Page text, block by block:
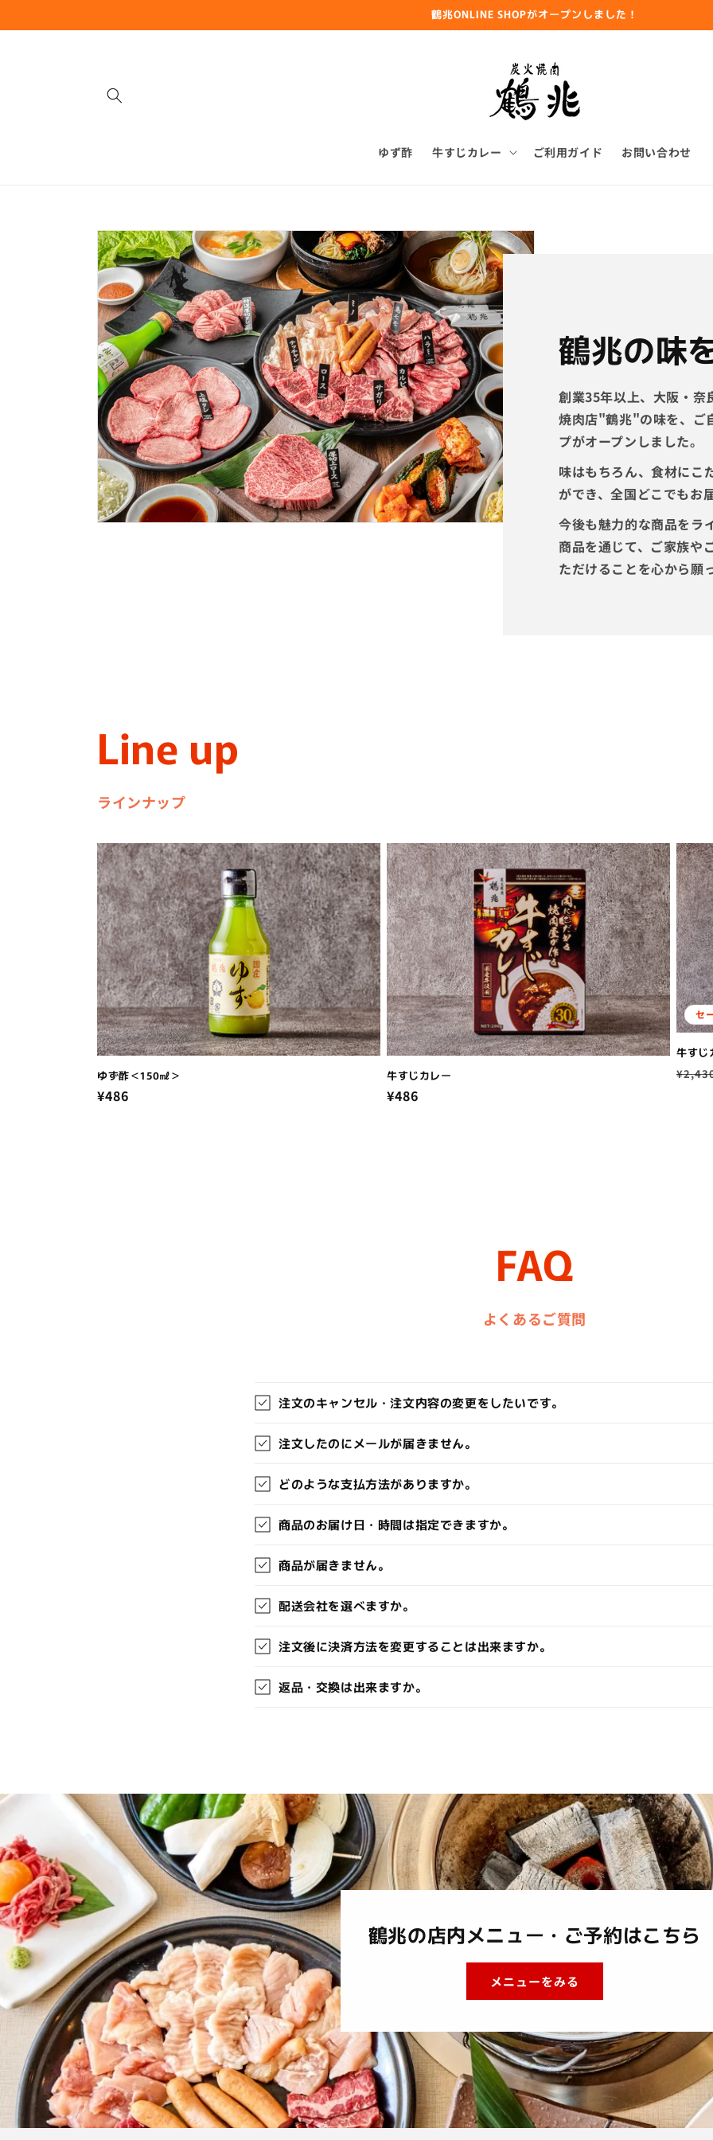
進む
鶴兆ONLINE SHOPがオープンしました！
ゆず酢 牛すじカレー ご利用ガイド お問い合わせ
鶴兆の味
創業35年以上、大阪・奈
焼肉店"鶴兆"の味を、ご
プがオープンしました。
味はもちろん、食材にこ
ができ、全国どこでもお
今後も魅力的な商品をラ
商品を通じて、ご家族や
ただけることを心から願
Line up
ラインナップ
ゆず酢＜150㎖＞
通
¥486
牛すじカレー
通
¥486
セ
牛すじ
通
FAQ
よくあるご質問
折
り
た
み
可
能
な
コ
ン
テ
ツ
注文のキャンセル・注文内容の変更をしたいです。
注文したのにメールが届きません。
どのような支払方法がありますか。
商品のお届け日・時間は指定できますか。
商品が届きません。
配送会社を選べますか。
注文後に決済方法を変更することは出来ますか。
返品・交換は出来ますか。
鶴兆の店内メニュー・ご予約はこちら
メニューをみる